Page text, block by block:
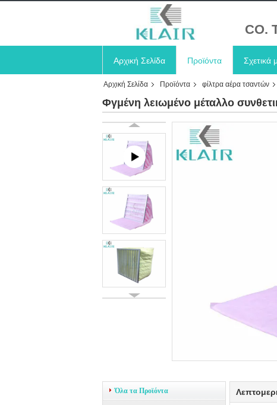
CO.
Αρχική Σελίδα Προϊόντα Σχετικά
Αρχική Σελίδα Προϊόντα φίλτρα αέρα τσαντών
Φγμένη λειωμένο μέταλλο
Όλα τα Προϊόντα